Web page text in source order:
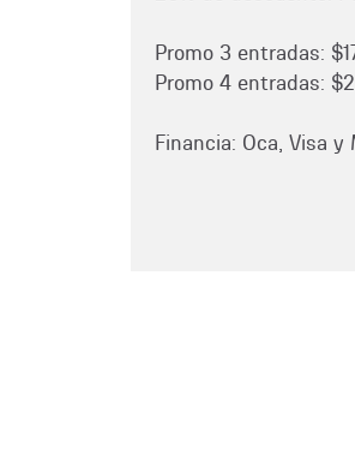
Promo 3 entradas:
Promo 4 entradas:
Financia: Oca, Visa y